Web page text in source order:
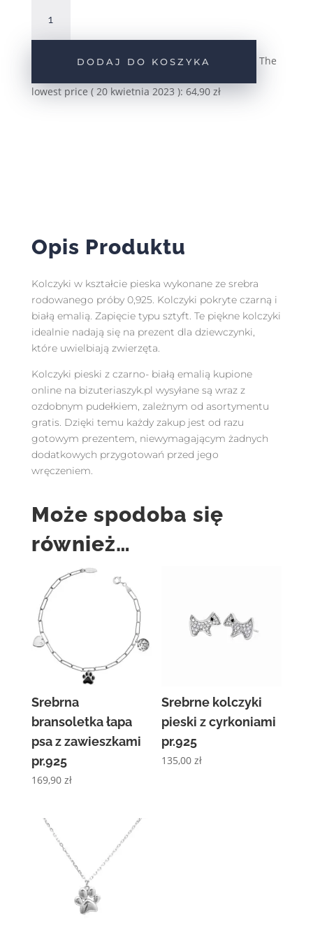
Srebrne
kolczyki
emaliowane
DODAJ DO KOSZYKA The
lowest price (20 kwietnia 2023 ): 64,90 zł
Opis Produktu
Kolczyki w kształcie pieska wykonane ze srebra
rodowanego próby 0,925. Kolczyki pokryte czarną i
białą emalią. Zapięcie typu sztyft. Te piękne kolczyki
idealnie nadają się na prezent dla dziewczynki,
które uwielbiają zwierzęta.
Kolczyki pieski z czarno- białą emalią kupione
online na bizuteriaszyk.pl wysyłane są wraz z
ozdobnym pudełkiem, zależnym od asortymentu
gratis. Dzięki temu każdy zakup jest od razu
gotowym prezentem, niewymagającym żadnych
dodatkowych przygotowań przed jego
wręczeniem.
Może spodoba się
również…
Srebrna
bransoletka łapa
psa z zawieszkami
pr.925
169,90 zł
Srebrne kolczyki
pieski z cyrkoniami
pr.925
135,00zł